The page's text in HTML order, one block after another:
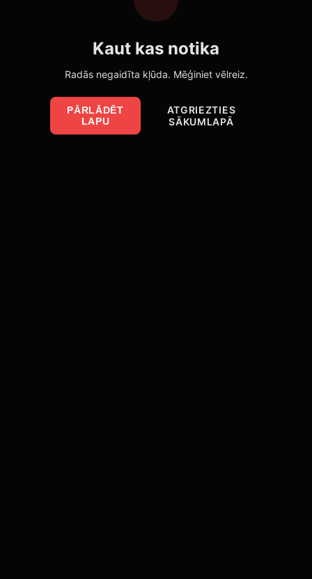
Kaut kas notika
Radās negaidīta kļūda. Mēģiniet vēlreiz.
PĀRLĀDĒT
LAPU
ATGRIEZTIES
SĀKUMLAPĀ